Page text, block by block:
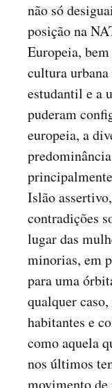
não só
posição na
Europeia,
cultura urbana
estudantil e a
puderam
europeia, a
Islão
contradições
lugar das
minorias, em
para uma
qualquer
habitantes e
como aquela
nos últimos
movimento de